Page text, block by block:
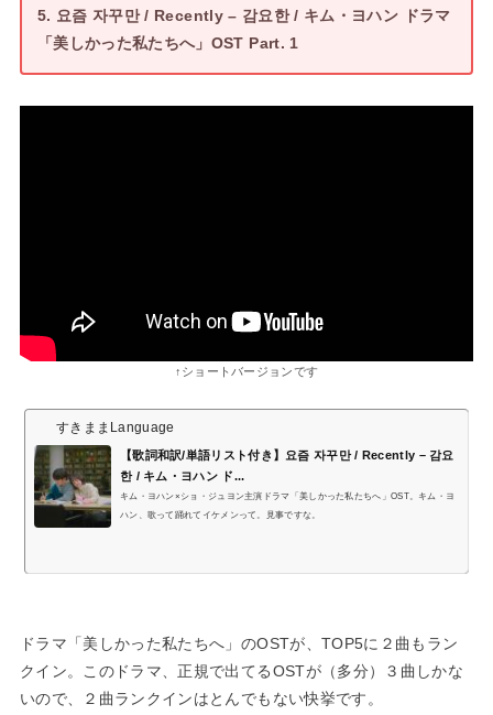
5. 요즘 자꾸만 / Recently – 감요한 / キム・ヨハン ドラマ
「美しかった私たちへ」OST Part. 1
↑ショートバージョンです
すきままLanguage
【歌詞和訳/単語リスト付き】요즘 자꾸만 / Recently – 감요
한 / キム・ヨハン ド...
キム・ヨハン×ショ・ジュヨン主演ドラマ「美しかった私たちへ」OST。キム・ヨ
ハン、歌って踊れてイケメンって。見事ですな。
ドラマ「美しかった私たちへ」のOSTが、TOP5に２曲もラン
クイン。このドラマ、正規で出てるOSTが（多分）３曲しかな
いので、２曲ランクインはとんでもない快挙です。